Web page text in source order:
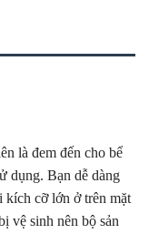
là đem đến cho bể
dụng. Bạn dễ dàng
kích cỡ lớn ở trên mặt
vệ sinh nên bộ sản